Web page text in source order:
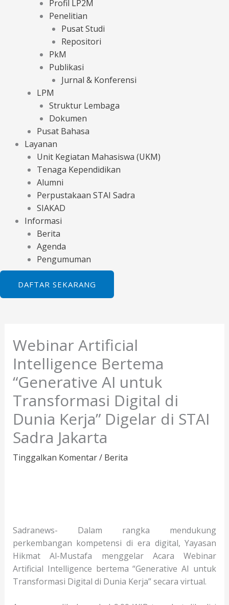
Profil LP2M
Penelitian
Pusat Studi
Repositori
PkM
Publikasi
Jurnal & Konferensi
LPM
Struktur Lembaga
Dokumen
Pusat Bahasa
Layanan
Unit Kegiatan Mahasiswa (UKM)
Tenaga Kependidikan
Alumni
Perpustakaan STAI Sadra
SIAKAD
Informasi
Berita
Agenda
Pengumuman
DAFTAR SEKARANG
Webinar Artificial
Intelligence Bertema
“Generative AI untuk
Transformasi Digital di
Dunia Kerja” Digelar di STAI
Sadra Jakarta
Tinggalkan Komentar/ Berita
Sadranews- Dalam rangka mendukung
perkembangan kompetensi di era digital, Yayasan
Hikmat Al-Mustafa menggelar Acara Webinar
Artificial Intelligence bertema “Generative AI untuk
Transformasi Digital di Dunia Kerja” secara virtual.